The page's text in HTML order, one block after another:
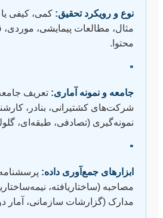
نوع و رویکرد تحقیق: کمی، کیفی یا
مثال، مطالعات پیمایشی، موردی،
محتوا.
▪
جامعه و نمونه آماری: تعریف
شرکت‌های کشتیرانی، بنادر،
نمونه‌گیری (تصادفی، طبقه‌ای،
▪
ابزارهای جمع‌آوری داده:
مصاحبه (ساختاریافته،
مدارک (گزارشات سازمانی، آمار